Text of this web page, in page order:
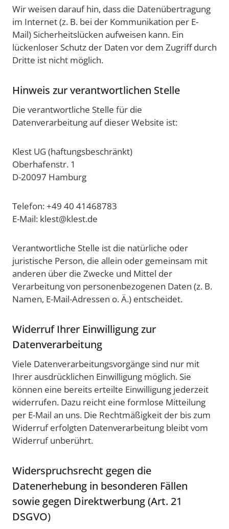
Wir weisen darauf hin, dass die Datenübertragung
im Internet (z. B. bei der Kommunikation per E-
Mail) Sicherheitslücken aufweisen kann. Ein
lückenloser Schutz der Daten vor dem Zugriff durch
Dritte ist nicht möglich.
Hinweis zur verantwortlichen Stelle
Die verantwortliche Stelle für die
Datenverarbeitung auf dieser Website ist:
Klest UG (haftungsbeschränkt)
Oberhafenstr. 1
D-20097 Hamburg
Telefon: +49 40 41468783
E-Mail: klest@klest.de
Verantwortliche Stelle ist die natürliche oder
juristische Person, die allein oder gemeinsam mit
anderen über die Zwecke und Mittel der
Verarbeitung von personenbezogenen Daten (z. B.
Namen, E-Mail-Adressen o. Ä.) entscheidet.
Widerruf Ihrer Einwilligung zur
Datenverarbeitung
Viele Datenverarbeitungsvorgänge sind nur mit
Ihrer ausdrücklichen Einwilligung möglich. Sie
können eine bereits erteilte Einwilligung jederzeit
widerrufen. Dazu reicht eine formlose Mitteilung
per E-Mail an uns. Die Rechtmäßigkeit der bis zum
Widerruf erfolgten Datenverarbeitung bleibt vom
Widerruf unberührt.
Widerspruchsrecht gegen die
Datenerhebung in besonderen Fällen
sowie gegen Direktwerbung (Art. 21
DSGVO)